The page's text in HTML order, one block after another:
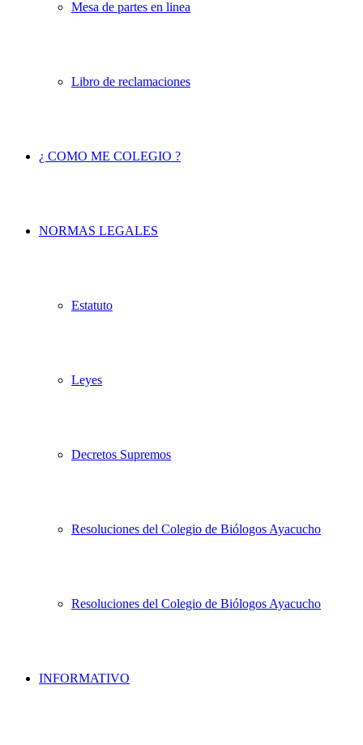
Mesa de partes en linea
Libro de reclamaciones
¿ COMO ME COLEGIO ?
NORMAS LEGALES
Estatuto
Leyes
Decretos Supremos
Resoluciones del Colegio de Biólogos Ayacucho
Resoluciones del Colegio de Biólogos Ayacucho
INFORMATIVO